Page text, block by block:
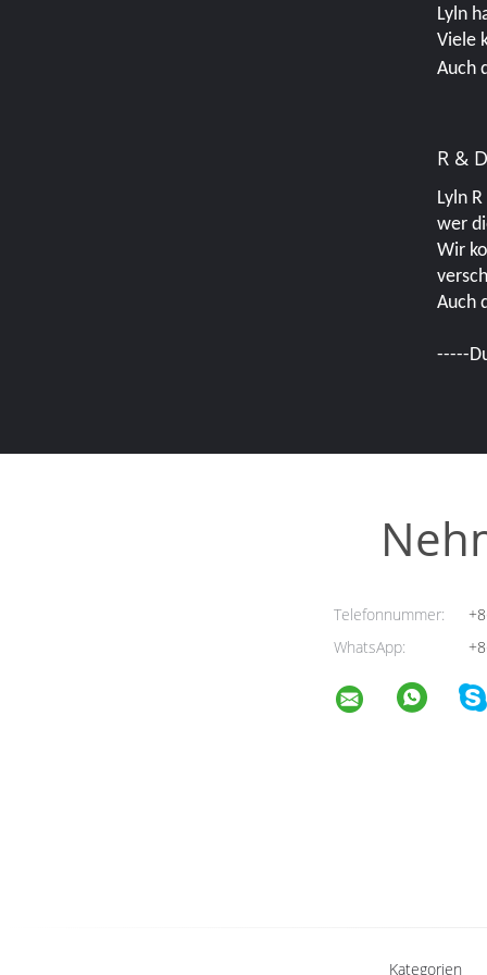
Lyln
Viele
Auch
R & D
Lyln
wer
Wir
Auch
-----
Telefonnummer:
WhatsApp:
Kategorien